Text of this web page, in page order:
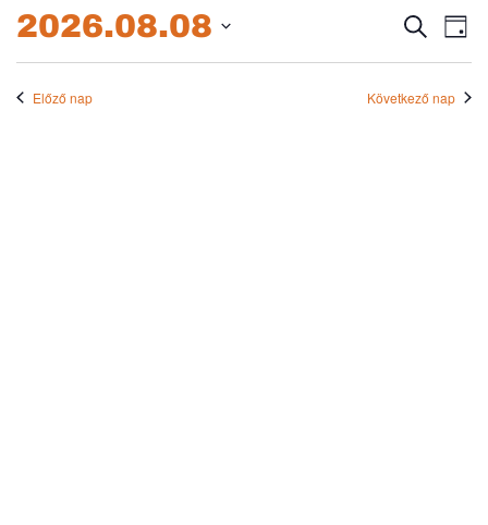
2026.08.08.
és
Keresett
kifejezés
Nap
2026.08.08
Előző nap
Következő nap